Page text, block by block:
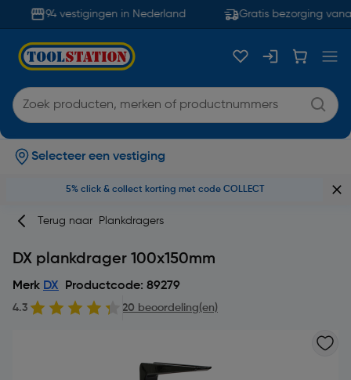
94 vestigingen in Nederland Gratis bezorging vanaf
Selecteer een vestiging
5% click & collect korting met code COLLECT
Terug naar Plankdragers
DX plankdrager 100x150mm
Merk DX Productcode: 89279
4.3 20 beoordeling(en)